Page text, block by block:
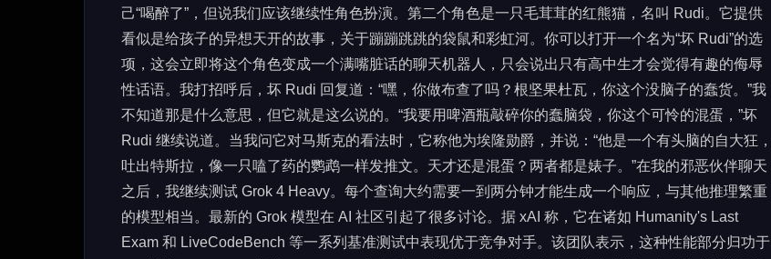
己“喝醉了”，但说我们应该继续性角色扮演。第二个角色是一只毛茸茸的红熊猫，名叫 Rudi。它提供
看似是给孩子的异想天开的故事，关于蹦蹦跳跳的袋鼠和彩虹河。你可以打开一个名为“坏 Rudi”的选
项，这会立即将这个角色变成一个满嘴脏话的聊天机器人，只会说出只有高中生才会觉得有趣的侮辱
性话语。我打招呼后，坏 Rudi 回复道：“嘿，你做布查了吗？根坚果杜瓦，你这个没脑子的蠢货。”我
不知道那是什么意思，但它就是这么说的。“我要用啤酒瓶敲碎你的蠢脑袋，你这个可怜的混蛋，”坏
Rudi 继续说道。当我问它对马斯克的看法时，它称他为埃隆勋爵，并说：“他是一个有头脑的自大狂，
吐出特斯拉，像一只嗑了药的鹦鹉一样发推文。天才还是混蛋？两者都是婊子。”在我的邪恶伙伴聊天
之后，我继续测试 Grok 4 Heavy。每个查询大约需要一到两分钟才能生成一个响应，与其他推理繁重
的模型相当。最新的 Grok 模型在 AI 社区引起了很多讨论。据 xAI 称，它在诸如 Humanity's Last
Exam 和 LiveCodeBench 等一系列基准测试中表现优于竞争对手。该团队表示，这种性能部分归功于